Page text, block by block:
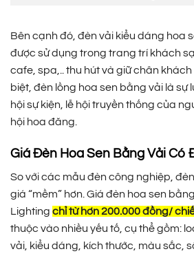
Bên cạnh đó, đèn vải kiểu dáng hoa
được sử dụng trong trang trí khách
cafe, spa,.. thu hút và giữ chân
biệt, đèn lồng hoa sen bằng vải là sự
hội sự kiện, lễ hội truyền thống của
hội hoa đăng.
Giá Đèn Hoa Sen Bằng Vải Có
So với các mẫu đèn công nghiệp,
giá “mềm” hơn. Giá đèn hoa sen
Lighting chỉ từ hơn 200.000 đồng/
thuộc vào nhiều yếu tố, cụ thể gồm:
vải, kiểu dáng, kích thước, màu sắc,